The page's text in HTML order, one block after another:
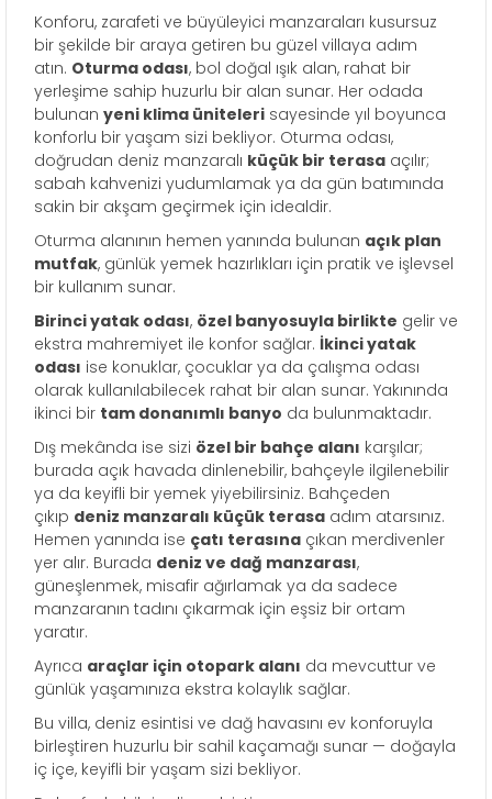
Konforu, zarafeti ve büyüleyici manzaraları kusursuz
bir şekilde bir araya getiren bu güzel villaya adım
atın. Oturma odası, bol doğal ışık alan, rahat bir
yerleşime sahip huzurlu bir alan sunar. Her odada
bulunan yeni klima üniteleri sayesinde yıl boyunca
konforlu bir yaşam sizi bekliyor. Oturma odası,
doğrudan deniz manzaralı küçük bir terasa açılır;
sabah kahvenizi yudumlamak ya da gün batımında
sakin bir akşam geçirmek için idealdir.
Oturma alanının hemen yanında bulunan açık plan
mutfak, günlük yemek hazırlıkları için pratik ve işlevsel
bir kullanım sunar.
Birinci yatak odası, özel banyosuyla birlikte gelir ve
ekstra mahremiyet ile konfor sağlar. İkinci yatak
odası ise konuklar, çocuklar ya da çalışma odası
olarak kullanılabilecek rahat bir alan sunar. Yakınında
ikinci bir tam donanımlı banyo da bulunmaktadır.
Dış mekânda ise sizi özel bir bahçe alanı karşılar;
burada açık havada dinlenebilir, bahçeyle ilgilenebilir
ya da keyifli bir yemek yiyebilirsiniz. Bahçeden
çıkıp deniz manzaralı küçük terasa adım atarsınız.
Hemen yanında ise çatı terasına çıkan merdivenler
yer alır. Burada deniz ve dağ manzarası,
güneşlenmek, misafir ağırlamak ya da sadece
manzaranın tadını çıkarmak için eşsiz bir ortam
yaratır.
Ayrıca araçlar için otopark alanı da mevcuttur ve
günlük yaşamınıza ekstra kolaylık sağlar.
Bu villa, deniz esintisi ve dağ havasını ev konforuyla
birleştiren huzurlu bir sahil kaçamağı sunar — doğayla
iç içe, keyifli bir yaşam sizi bekliyor.